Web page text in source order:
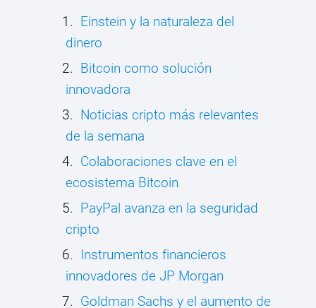
Einstein y la naturaleza del
dinero
Bitcoin como solución
innovadora
Noticias cripto más relevantes
de la semana
Colaboraciones clave en el
ecosistema Bitcoin
PayPal avanza en la seguridad
cripto
Instrumentos financieros
innovadores de JP Morgan
Goldman Sachs y el aumento de